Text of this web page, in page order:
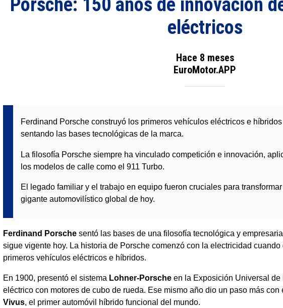
Porsche: 150 años de innovación
eléctricos
Hace 8 meses
EuroMotor.APP
Ferdinand Porsche construyó los primeros vehículos eléctricos e
sentando las bases tecnológicas de la marca.
La filosofía Porsche siempre ha vinculado competición e innovación,
los modelos de calle como el 911 Turbo.
El legado familiar y el trabajo en equipo fueron cruciales para
gigante automovilístico global de hoy.
Ferdinand Porsche sentó las bases de una filosofía tecnológica y
sigue vigente hoy. La historia de Porsche comenzó con la electricidad
primeros vehículos eléctricos e híbridos.
En 1900, presentó el sistema Lohner-Porsche en la Exposición Universal
eléctrico con motores de cubo de rueda. Ese mismo año dio un paso más con
Vivus, el primer automóvil híbrido funcional del mundo.